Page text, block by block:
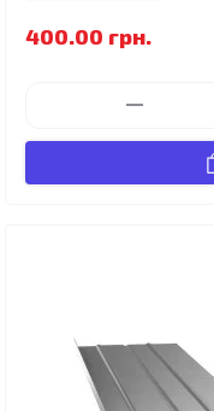
400.00 грн.